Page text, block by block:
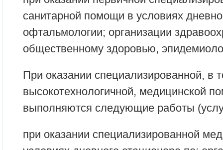
санитарной помощи в условиях
офтальмологии; организации
общественному здоровью,
При оказании специализированной, в
высокотехнологичной, медицинской
выполняются следующие работы
при оказании специализированной